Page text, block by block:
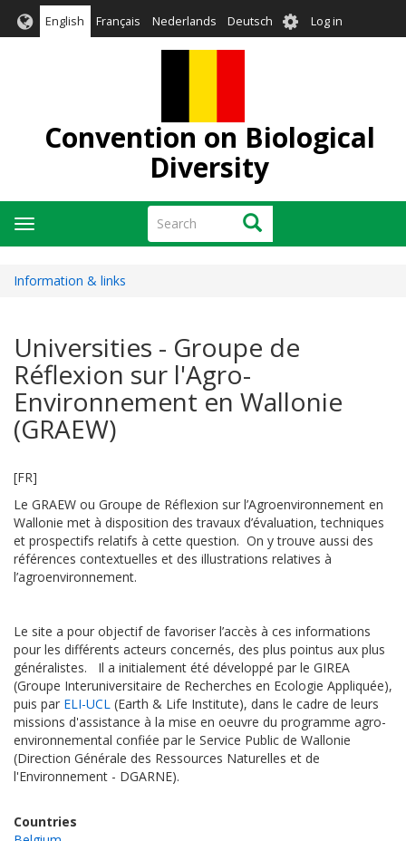
English Français Nederlands Deutsch User
account
Log in
Convention on Biological
Diversity
Search Search
Toggle
navigation
Information & links
Universities - Groupe de
Réflexion sur l'Agro-
Environnement en Wallonie
(GRAEW)
[FR]
Le GRAEW ou Groupe de Réflexion sur l’Agroenvironnement en
Wallonie met à disposition des travaux d’évaluation, techniques
et prospectifs relatifs à cette question. On y trouve aussi des
références contextuelles et des illustrations relatives à
l’agroenvironnement.
Le site a pour objectif de favoriser l’accès à ces informations
pour les différents acteurs concernés, des plus pointus aux plus
généralistes. Il a initialement été développé par le GIREA
(Groupe Interuniversitaire de Recherches en Ecologie Appliquée),
puis par ELI-UCL (Earth & Life Institute), dans le cadre de leurs
missions d'assistance à la mise en oeuvre du programme agro-
environnemental confiée par le Service Public de Wallonie
(Direction Générale des Ressources Naturelles et de
l'Environnement - DGARNE).
Countries